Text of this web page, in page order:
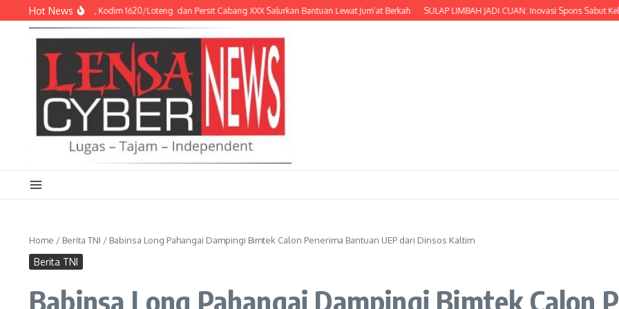
Lewati ke konten
Hot News
Hangat Prajurit, Kodim 1620/Loteng dan Persit Cabang XXX Salurkan Bantuan Lewat Jum’at Berkah SULAP LIMBAH JADI CUAN: Inovasi Spons Sabut Kelapa
Home / Berita TNI / Babinsa Long Pahangai Dampingi Bimtek Calon Penerima Bantuan UEP dari Dinsos Kaltim
Berita TNI
Babinsa Long Pahangai Dampingi Bimtek Calon